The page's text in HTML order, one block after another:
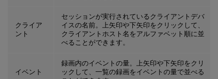
クライア
ント
セッションが実行されているクライアントデバ
イスの名前。上矢印や下矢印をクリックして、
クライアントホスト名をアルファベット順に並
べることができます。
イベント
録画内のイベントの量。上矢印や下矢印をクリ
ックして、一覧の録画をイベントの量で並べる